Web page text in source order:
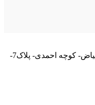
خیابان پیروزی- خیابان شکوفه- کوچه فیاض- کوچه احمدی- پلاک7-